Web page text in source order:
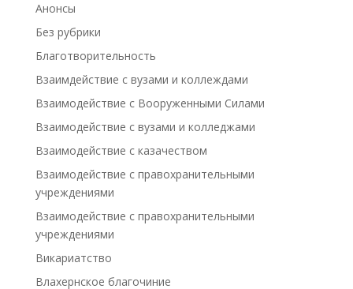
Анонсы
Без рубрики
Благотворительность
Взаимдействие с вузами и коллеждами
Взаимодействие с Вооруженными Силами
Взаимодействие с вузами и колледжами
Взаимодействие с казачеством
Взаимодействие с правохранительными
учреждениями
Взаимодействие с правохранительными
учреждениями
Викариатство
Влахернское благочиние